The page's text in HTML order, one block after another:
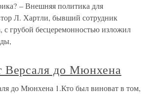
– Внешняя политика для
Л. Хартли, бывший сотрудник
с грубой бесцеремонностью изложил
Версаля до Мюнхена
до Мюнхена 1.Кто был виноват в том,